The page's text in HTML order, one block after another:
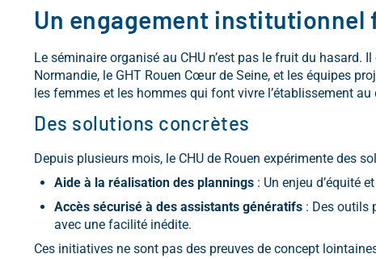
Un engagement institutionnel
Le séminaire organisé au CHU n’est pas le fruit du hasard.
Normandie, le GHT Rouen Cœur de Seine, et les équipes
les femmes et les hommes qui font vivre l’établissement au
Des solutions concrètes
Depuis plusieurs mois, le CHU de Rouen expérimente des
Aide à la réalisation des plannings : Un enjeu d’équité
Accès sécurisé à des assistants génératifs : Des outils
avec une facilité inédite.
Ces initiatives ne sont pas des preuves de concept